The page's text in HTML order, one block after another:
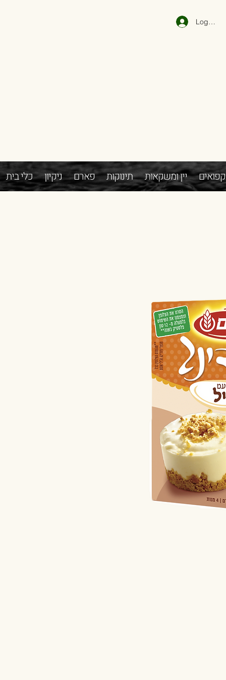
Log In
כלי בית ניקיון פארם תינוקות יין ומשקאות קפואים